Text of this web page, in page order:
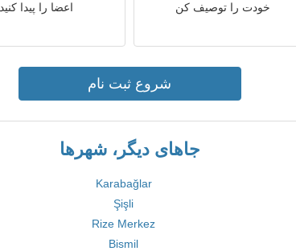
خودت را توصیف کن اعضا را پیدا کنید
شروع ثبت نام
جاهای دیگر، شهرها
Karabağlar
Şişli
Rize Merkez
Bismil